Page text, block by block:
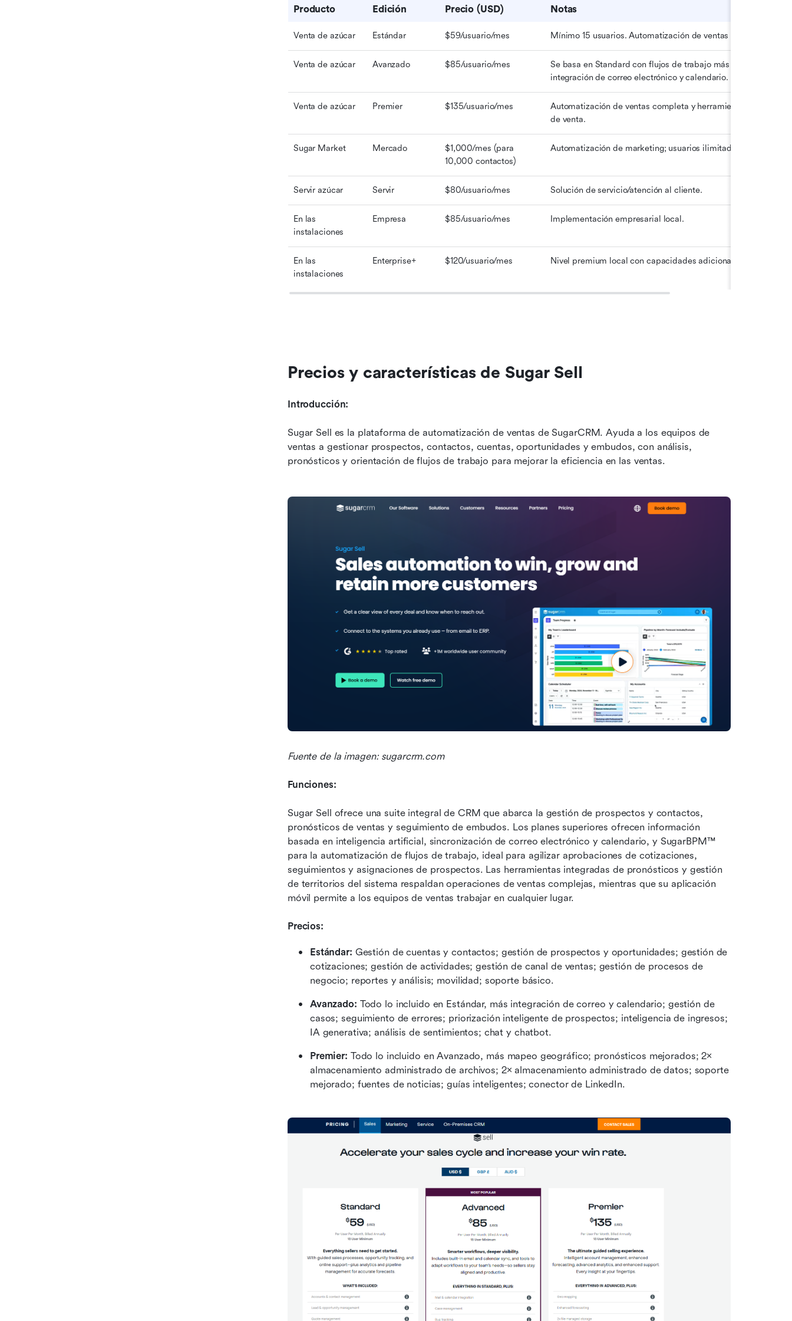
Producto Edición Precio (USD) Notas
Venta de azúcar Estándar $59/usuario/mes Mínimo 15 usuarios. Automatización de ventas básica.
Venta de azúcar Avanzado $85/usuario/mes
Se basa en Standard con flujos de trabajo más inteligentes e
integración de correo electrónico y calendario.
Venta de azúcar Premier $135/usuario/mes
Automatización de ventas completa y herramientas avanzadas
de venta.
Sugar Market Mercado
$1,000/mes (para
10,000 contactos)
Automatización de marketing; usuarios ilimitados incluidos.
Servir azúcar Servir $80/usuario/mes Solución de servicio/atención al cliente.
En las
instalaciones
Empresa $85/usuario/mes Implementación empresarial local.
En las
instalaciones
Enterprise+ $120/usuario/mes Nivel premium local con capacidades adicionales.
Precios y características de Sugar Sell
Introducción:
Sugar Sell es la plataforma de automatización de ventas de SugarCRM. Ayuda a los equipos de
ventas a gestionar prospectos, contactos, cuentas, oportunidades y embudos, con análisis,
pronósticos y orientación de flujos de trabajo para mejorar la eficiencia en las ventas.
Fuente de la imagen: sugarcrm.com
Funciones:
Sugar Sell ofrece una suite integral de CRM que abarca la gestión de prospectos y contactos,
pronósticos de ventas y seguimiento de embudos. Los planes superiores ofrecen información
basada en inteligencia artificial, sincronización de correo electrónico y calendario, y SugarBPM™
para la automatización de flujos de trabajo, ideal para agilizar aprobaciones de cotizaciones,
seguimientos y asignaciones de prospectos. Las herramientas integradas de pronósticos y gestión
de territorios del sistema respaldan operaciones de ventas complejas, mientras que su aplicación
móvil permite a los equipos de ventas trabajar en cualquier lugar.
Precios:
Estándar: Gestión de cuentas y contactos; gestión de prospectos y oportunidades; gestión de
cotizaciones; gestión de actividades; gestión de canal de ventas; gestión de procesos de
negocio; reportes y análisis; movilidad; soporte básico.
Avanzado: Todo lo incluido en Estándar, más integración de correo y calendario; gestión de
casos; seguimiento de errores; priorización inteligente de prospectos; inteligencia de ingresos;
IA generativa; análisis de sentimientos; chat y chatbot.
Premier: Todo lo incluido en Avanzado, más mapeo geográfico; pronósticos mejorados; 2×
almacenamiento administrado de archivos; 2× almacenamiento administrado de datos; soporte
mejorado; fuentes de noticias; guías inteligentes; conector de LinkedIn.